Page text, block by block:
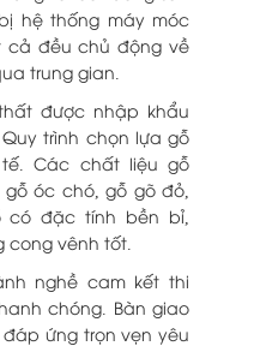
hệ thống máy móc
cả đều chủ động về
trung gian.
được nhập khẩu
trình chọn lựa gỗ
Các chất liệu gỗ
óc chó, gỗ gõ đỏ,
đặc tính bền bỉ,
cong vênh tốt.
nghề cam kết thi
chóng. Bàn giao
ứng trọn vẹn yêu